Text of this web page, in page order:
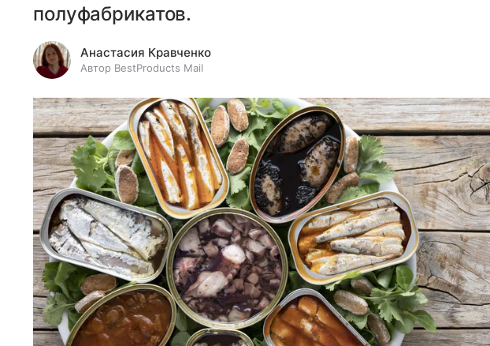
полуфабрикатов.
Анастасия Кравченко
Автор BestProducts Mail